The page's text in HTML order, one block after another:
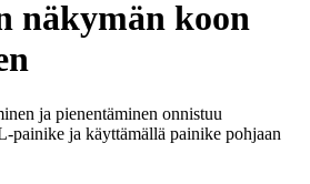
näkymän koon